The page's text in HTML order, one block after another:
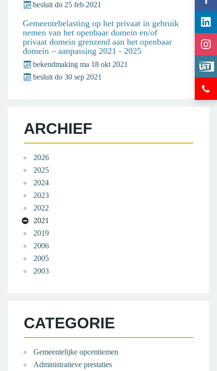
op
op
op
besluit do 25 feb 2021
Gemeentebelasting op het privaat in gebruik
nemen van het openbaar domein en/of
privaat domein grenzend aan het openbaar
domein – aanpassing 2021 - 2025
bekendmaking ma 18 okt 2021
besluit do 30 sep 2021
ARCHIEF
2026
2025
2024
2023
2022
2021
2019
2006
2005
2003
CATEGORIE
Gemeentelijke opcentiemen
Administratieve prestaties